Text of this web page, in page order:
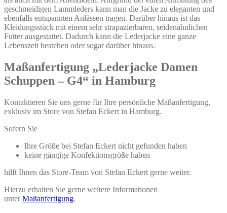
geschmeidigen Lammleders kann man die Jacke zu eleganten und
ebenfalls entspannten Anlässen tragen. Darüber hinaus ist das
Kleidungsstück mit einem sehr strapazierbaren, seidenähnlichen
Futter ausgestattet. Dadurch kann die Lederjacke eine ganze
Lebenszeit bestehen oder sogar darüber hinaus.
Maßanfertigung „Lederjacke Damen
Schuppen – G4“ in Hamburg
Kontaktieren Sie uns gerne für Ihre persönliche Maßanfertigung,
exklusiv im Store von Stefan Eckert in Hamburg.
Sofern Sie
Ihre Größe bei Stefan Eckert nicht gefunden haben
keine gängige Konfektionsgröße haben
hilft Ihnen das Store-Team von Stefan Eckert gerne weiter.
Hierzu erhalten Sie gerne weitere Informationen
unterMaßanfertigung.